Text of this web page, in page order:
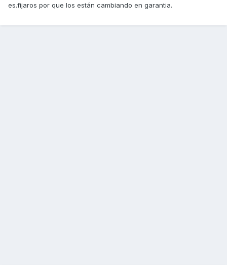
es.fijaros por que los están cambiando en garantia.